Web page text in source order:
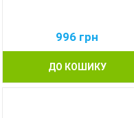
996 грн
ДО КОШИКУ